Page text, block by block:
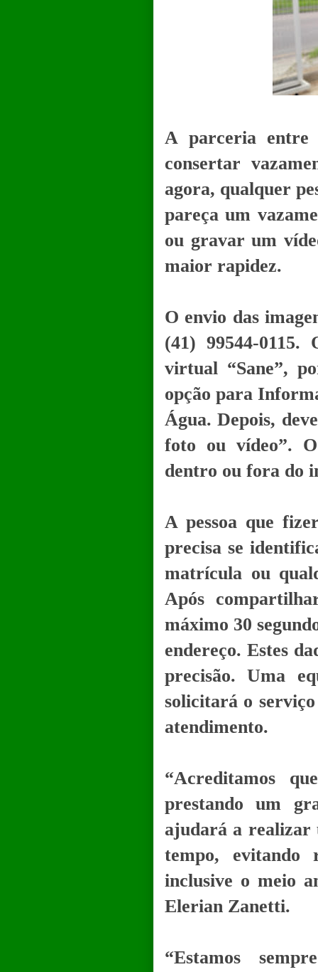
A parceria entre
consertar
agora, qualquer
pareça um
ou gravar um
maior rapidez.
O envio das
(41) 99544-
virtual “Sane”,
opção para
Água. Depois,
foto ou vídeo”.
dentro ou fora do
A pessoa que
precisa se
matrícula ou
Após
máximo 30
endereço. Estes
precisão. Uma
solicitará o
atendimento.
“Acreditamos
prestando um
ajudará a realizar
tempo, evitando
inclusive o meio
Elerian Zanetti.
“Estamos